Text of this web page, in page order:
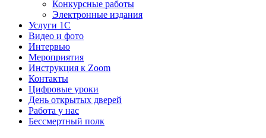
Конкурсные работы
Электронные издания
Услуги 1C
Видео и фото
Интервью
Мероприятия
Инструкция к Zoom
Контакты
Цифровые уроки
День открытых дверей
Работа у нас
Бессмертный полк